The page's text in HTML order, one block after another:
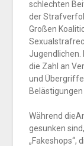
schlechten
der
Großen
Jugendlichen.
die Zahl an
und
Während
gesunken
„Fakeshops“,